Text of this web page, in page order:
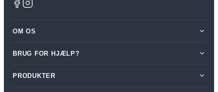
OM OS
Om os
Min konto
BRUG FOR HJÆLP?
Skriv til os på
PRODUKTER